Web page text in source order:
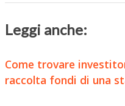
Leggi anche:
Come trovare
raccolta fondi di una